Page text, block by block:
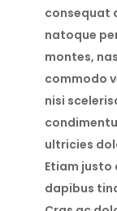
consequat
natoque
montes,
commodo
nisi
ultricies
Etiam justo
dapibus